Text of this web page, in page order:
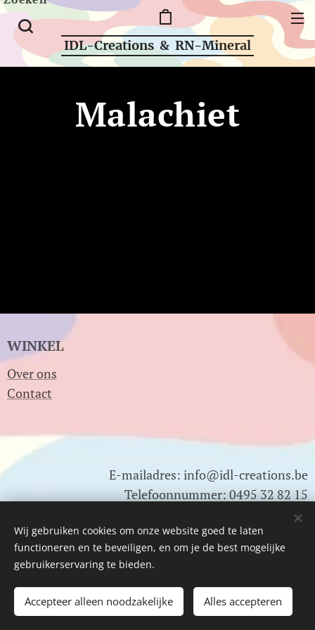
IDL-Creations & RN-Mineral
Malachiet
WINKEL
Over ons
Contact
E-mailadres: info@idl-creations.be
Telefoonnummer: 0495 32 82 15
0478 01 83 22
Btw nr: BE0791.820.502
Cookies
Wij gebruiken cookies om onze website goed te laten
functioneren en te beveiligen, en om je de best mogelijke
gebruikerservaring te bieden.
Accepteer alleen noodzakelijke Alles accepteren